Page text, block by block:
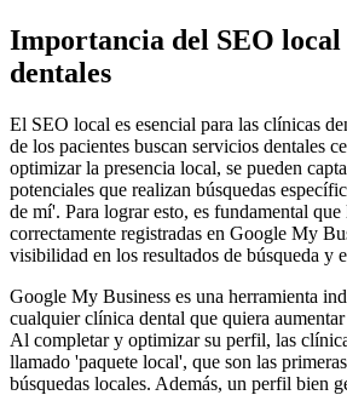
Importancia del SEO
dentales
El SEO local es esencial para las clínicas
de los pacientes buscan servicios dentales
optimizar la presencia local, se pueden
potenciales que realizan búsquedas
de mí'. Para lograr esto, es fundamental que
correctamente registradas en Google My
visibilidad en los resultados de búsqueda y
Google My Business es una herramienta
cualquier clínica dental que quiera
Al completar y optimizar su perfil, las
llamado 'paquete local', que son las
búsquedas locales. Además, un perfil bien